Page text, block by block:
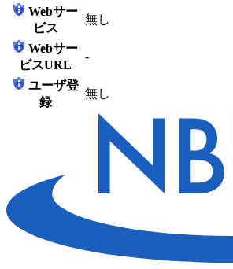
Webサー
ビス
無し
Webサー
ビスURL
-
ユーザ登
録
無し